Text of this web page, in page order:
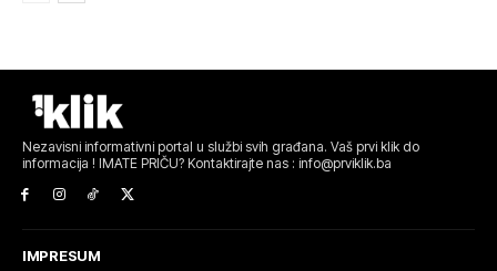
Nezavisni informativni portal u službi svih građana. Vaš prvi klik do
informacija ! IMATE PRIČU? Kontaktirajte nas : info@prviklik.ba
IMPRESUM